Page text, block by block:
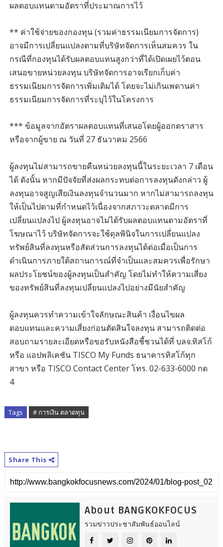
ผลตอบแทนตามอัตราที่ประมาณการไว้
** ค่าใช้จ่ายของกองทุน (รวมค่าธรรมเนียมการจัดการ)
อาจมีการเปลี่ยนแปลงตามที่บริษัทจัดการเห็นสมควร ใน
กรณีที่กองทุนได้รับผลตอบแทนสูงกว่าที่ได้เปิดเผยไว้ตอน
เสนอขายหน่วยลงทุน บริษัทจัดการอาจเรียกเก็บค่า
ธรรมเนียมการจัดการเพิ่มเติมได้ โดยจะไม่เกินเพดานค่า
ธรรมเนียมการจัดการที่ระบุไว้ในโครงการ
*** ข้อมูลจากอัตราผลตอบแทนที่เสนอโดยผู้ออกตราสาร
หรือจากผู้ขาย ณ วันที่ 27 ธันวาคม 2566
ผู้ลงทุนไม่สามารถขายคืนหน่วยลงทุนนี้ในระยะเวลา 7 เดือน
ได้ ดังนั้น หากมีปัจจัยที่ส่งผลกระทบต่อการลงทุนดังกล่าว ผู้
ลงทุนอาจสูญเสียเงินลงทุนจำนวนมาก หากไม่สามารถลงทุน
ให้เป็นไปตามที่กำหนดไว้เนื่องจากสภาวะตลาดมีการ
เปลี่ยนแปลงไป ผู้ลงทุนอาจไม่ได้รับผลตอบแทนตามอัตราที่
โฆษณาไว้ บริษัทจัดการจะใช้ดุลพินิจในการเปลี่ยนแปลง
ทรัพย์สินที่ลงทุนหรือสัดส่วนการลงทุนได้ต่อเมื่อเป็นการ
ดำเนินการภายใต้สถานการณ์ที่จำเป็นและสมควรเพื่อรักษา
ผลประโยชน์ของผู้ลงทุนเป็นสำคัญ โดยไม่ทำให้ความเสี่ยง
ของทรัพย์สินที่ลงทุนเปลี่ยนแปลงไปอย่างมีนัยสำคัญ
ผู้ลงทุนควรทำความเข้าใจลักษณะสินค้า เงื่อนไขผล
ตอบแทนและความเสี่ยงก่อนตัดสินใจลงทุน สามารถติดต่อ
สอบถามรายละเอียดหรือขอรับหนังสือชี้ชวนได้ที่ บลจ.ทิสโก้
หรือ แอปพลิเคชัน TISCO My Funds ธนาคารทิสโก้ทุก
สาขา หรือ TISCO Contact Center โทร. 02-633-6000 กด
4
Tags # การเงิน ตลาดทุน
Share This
About BANGKOKFOCUS
รวมข่าวประชาสัมพันธ์ออนไลน์